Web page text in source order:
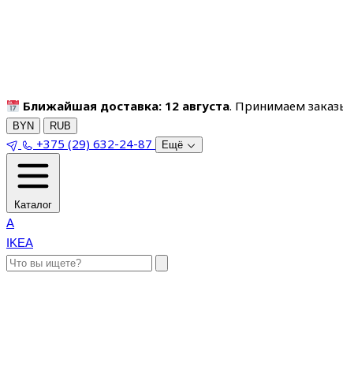
Ближайшая доставка: 12 августа. Принимаем
BYN RUB
+375 (29) 632-24-87 Ещё
Каталог
A
IKEA